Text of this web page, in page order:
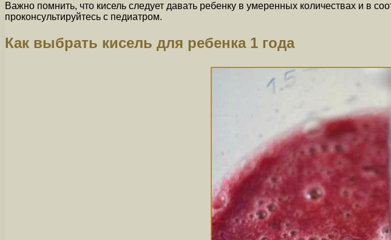
Важно помнить, что кисель следует давать ребенку в умеренных количествах и в
проконсультируйтесь с педиатром.
Как выбрать кисель для ребенка 1 года